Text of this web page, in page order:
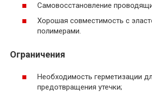
Самовосстановление
Хорошая совместимость с
полимерами.
Ограничения
Необходимость герметизации
предотвращения утечки;